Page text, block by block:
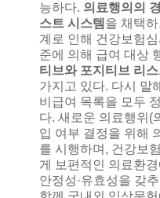
능하다. 의료행의의
스트 시스템 을 채택
계로 인해 건강보험
준에 의해 급여 대상
티브와 포지티브 리
가지고 있다. 다시 말
비급여 목록을 모두
다. 새로운 의료행위(
입 여부 결정을 위해
를 시행하며, 건강보
게 보편적인 의료환
안정성·유효성을 갖